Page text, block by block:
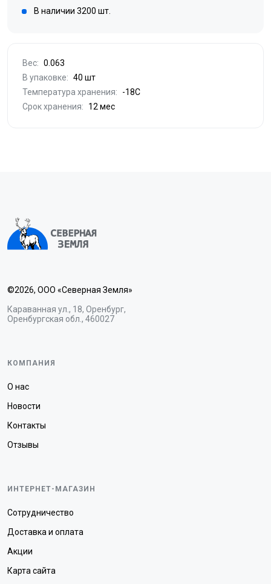
В наличии 3200 шт.
Вес: 0.063
В упаковке: 40 шт
Температура хранения:
-18С
Срок хранения:
12 мес
©2026, ООО «Северная Земля»
Караванная ул., 18, Оренбург,
Оренбургская обл., 460027
КОМПАНИЯ
О нас
Новости
Контакты
Отзывы
ИНТЕРНЕТ-МАГАЗИН
Сотрудничество
Доставка и оплата
Акции
Карта сайта